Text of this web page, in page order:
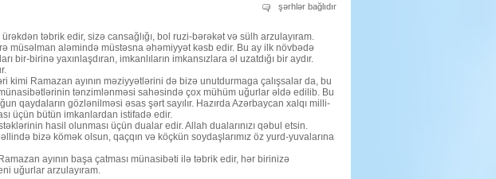
Tərtər
Rayon
Hakimiyyətinin
Başçısı
Müstəqim
Məmmədovun
Ramazan
bayramı
münasibəti
ilə
təbriki
şərhlər bağlıdır
təbrik edir, sizə cansağlığı, bol ruzi-bərəkət və sülh arzulayıram.
müsəlman aləmində müstəsna əhəmiyyət kəsb edir. Bu ay ilk növbədə
bir-birinə yaxınlaşdıran, imkanlıların imkansızlara əl uzatdığı bir aydır.
Ramazan ayının məziyyətlərini də bizə unutdurmaga çalışsalar da, bu
tənzimlənməsi sahəsində çox mühüm uğurlar əldə edilib. Bu
qaydaların gözlənilməsi əsas şərt sayılır. Hazırda Azərbaycan xalqı milli-
üçün bütün imkanlardan istifadə edir.
hasil olunması üçün dualar edir. Allah dualarınızı qəbul etsin.
bizə kömək olsun, qaçqın və köçkün soydaşlarımız öz yurd-yuvalarına
ayının başa çatması münasibəti ilə təbrik edir, hər birinizə
uğurlar arzulayıram.